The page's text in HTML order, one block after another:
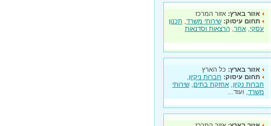
אזור בארץ: אזור המרכז
תחום עיסוק: שירותי משרד, תכנון
עסקי, אחר, הרצאות וסדנאות
אזור בארץ: כל הארץ
תחום עיסוק: חברות ניקיון,
חברות נקיון, אחזקת בתים, שירותי
משרד, ועוד...